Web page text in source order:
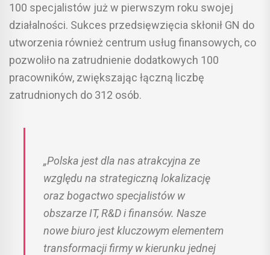
100 specjalistów już w pierwszym roku swojej
działalności. Sukces przedsięwzięcia skłonił GN do
utworzenia również centrum usług finansowych, co
pozwoliło na zatrudnienie dodatkowych 100
pracowników, zwiększając łączną liczbę
zatrudnionych do 312 osób.
„Polska jest dla nas atrakcyjna ze
względu na strategiczną lokalizację
oraz bogactwo specjalistów w
obszarze IT, R&D i finansów. Nasze
nowe biuro jest kluczowym elementem
transformacji firmy w kierunku jednej